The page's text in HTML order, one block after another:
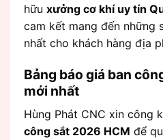
hữu xưởng cơ khí uy tín
cam kết mang đến những
nhất cho khách hàng địa
Bảng báo giá ban
mới nhất
Hùng Phát CNC xin công
công sắt 2026 HCM để